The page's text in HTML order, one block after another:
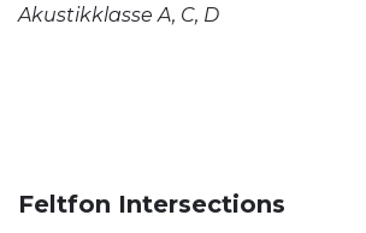
Akustikklasse A, C, D
Feltfon Intersections